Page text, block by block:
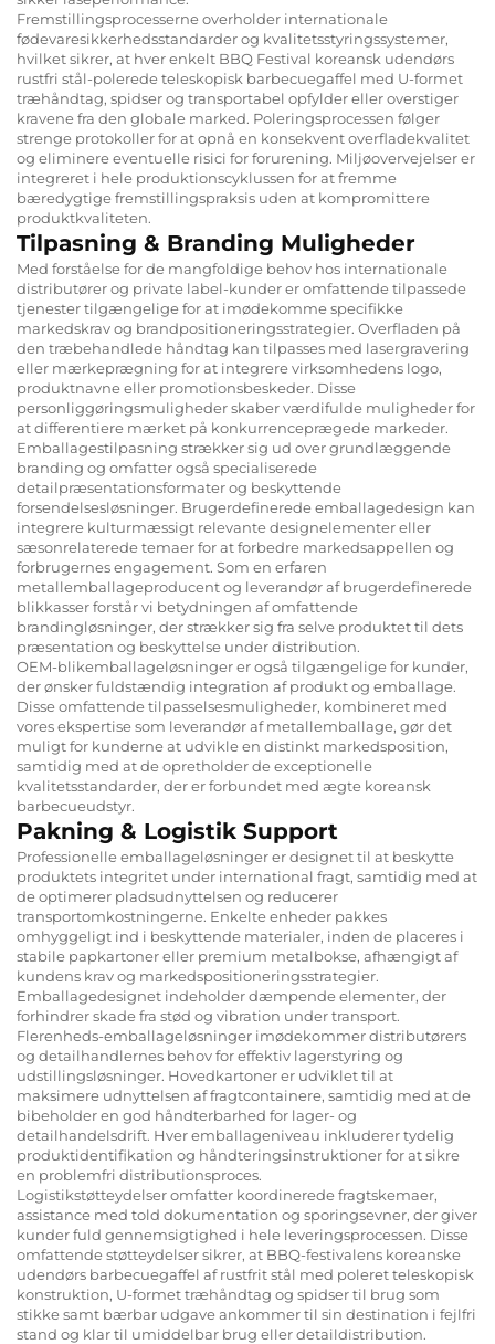
Fremstillingsprocesserne overholder internationale
fødevaresikkerhedsstandarder og kvalitetsstyringssystemer,
hvilket sikrer, at hver enkelt BBQ Festival koreansk udendørs
rustfri stål-polerede teleskopisk barbecuegaffel med U-formet
træhåndtag, spidser og transportabel opfylder eller overstiger
kravene fra den globale marked. Poleringsprocessen følger
strenge protokoller for at opnå en konsekvent overfladekvalitet
og eliminere eventuelle risici for forurening. Miljøovervejelser er
integreret i hele produktionscyklussen for at fremme
bæredygtige fremstillingspraksis uden at kompromittere
produktkvaliteten.
Tilpasning & Branding Muligheder
Med forståelse for de mangfoldige behov hos internationale
distributører og private label-kunder er omfattende tilpassede
tjenester tilgængelige for at imødekomme specifikke
markedskrav og brandpositioneringsstrategier. Overfladen på
den træbehandlede håndtag kan tilpasses med lasergravering
eller mærkeprægning for at integrere virksomhedens logo,
produktnavne eller promotionsbeskeder. Disse
personliggøringsmuligheder skaber værdifulde muligheder for
at differentiere mærket på konkurrenceprægede markeder.
Emballagestilpasning strækker sig ud over grundlæggende
branding og omfatter også specialiserede
detailpræsentationsformater og beskyttende
forsendelsesløsninger. Brugerdefinerede emballagedesign kan
integrere kulturmæssigt relevante designelementer eller
sæsonrelaterede temaer for at forbedre markedsappellen og
forbrugernes engagement. Som en erfaren
metallemballageproducent og leverandør af brugerdefinerede
blikkasser forstår vi betydningen af omfattende
brandingløsninger, der strækker sig fra selve produktet til dets
præsentation og beskyttelse under distribution.
OEM-blikemballageløsninger er også tilgængelige for kunder,
der ønsker fuldstændig integration af produkt og emballage.
Disse omfattende tilpasselsesmuligheder, kombineret med
vores ekspertise som leverandør af metallemballage, gør det
muligt for kunderne at udvikle en distinkt markedsposition,
samtidig med at de opretholder de exceptionelle
kvalitetsstandarder, der er forbundet med ægte koreansk
barbecueudstyr.
Pakning & Logistik Support
Professionelle emballageløsninger er designet til at beskytte
produktets integritet under international fragt, samtidig med at
de optimerer pladsudnyttelsen og reducerer
transportomkostningerne. Enkelte enheder pakkes
omhyggeligt ind i beskyttende materialer, inden de placeres i
stabile papkartoner eller premium metalbokse, afhængigt af
kundens krav og markedspositioneringsstrategier.
Emballagedesignet indeholder dæmpende elementer, der
forhindrer skade fra stød og vibration under transport.
Flerenheds-emballageløsninger imødekommer distributørers
og detailhandlernes behov for effektiv lagerstyring og
udstillingsløsninger. Hovedkartoner er udviklet til at
maksimere udnyttelsen af fragtcontainere, samtidig med at de
bibeholder en god håndterbarhed for lager- og
detailhandelsdrift. Hver emballageniveau inkluderer tydelig
produktidentifikation og håndteringsinstruktioner for at sikre
en problemfri distributionsproces.
Logistikstøtteydelser omfatter koordinerede fragtskemaer,
assistance med told dokumentation og sporingsevner, der giver
kunder fuld gennemsigtighed i hele leveringsprocessen. Disse
omfattende støtteydelser sikrer, at BBQ-festivalens koreanske
udendørs barbecuegaffel af rustfrit stål med poleret teleskopisk
konstruktion, U-formet træhåndtag og spidser til brug som
stikke samt bærbar udgave ankommer til sin destination i fejlfri
stand og klar til umiddelbar brug eller detaildistribution.